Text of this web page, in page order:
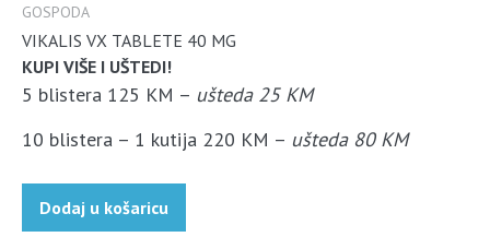
GOSPODA
VIKALIS VX TABLETE 40 MG
KUPI VIŠE I UŠTEDI!
5 blistera 125 KM – ušteda 25 KM
10 blistera – 1 kutija 220 KM – ušteda 80 KM
Dodaj u košaricu